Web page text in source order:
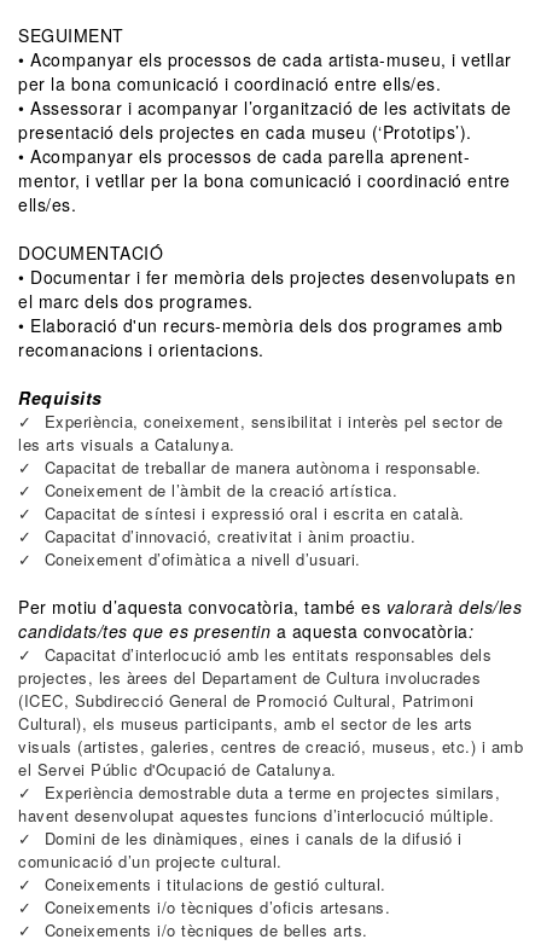
SEGUIMENT
• Acompanyar els processos de cada artista-museu, i vetllar
per la bona comunicació i coordinació entre ells/es.
• Assessorar i acompanyar l’organització de les activitats de
presentació dels projectes en cada museu (‘Prototips’).
• Acompanyar els processos de cada parella aprenent-
mentor, i vetllar per la bona comunicació i coordinació entre
ells/es.
DOCUMENTACIÓ
• Documentar i fer memòria dels projectes desenvolupats en
el marc dels dos programes.
• Elaboració d'un recurs-memòria dels dos programes amb
recomanacions i orientacions.
Requisits
Experiència, coneixement, sensibilitat i interès pel sector de
les arts visuals a Catalunya.
Capacitat de treballar de manera autònoma i responsable.
Coneixement de l’àmbit de la creació artística.
Capacitat de síntesi i expressió oral i escrita en català.
Capacitat d’innovació, creativitat i ànim proactiu.
Coneixement d’ofimàtica a nivell d’usuari.
Per motiu d’aquesta convocatòria, també es valorarà dels/les
candidats/tes que es presentin a aquesta convocatòria:
Capacitat d’interlocució amb les entitats responsables dels
projectes, les àrees del Departament de Cultura involucrades
(ICEC, Subdirecció General de Promoció Cultural, Patrimoni
Cultural), els museus participants, amb el sector de les arts
visuals (artistes, galeries, centres de creació, museus, etc.) i amb
el Servei Públic d'Ocupació de Catalunya.
Experiència demostrable duta a terme en projectes similars,
havent desenvolupat aquestes funcions d’interlocució múltiple.
Domini de les dinàmiques, eines i canals de la difusió i
comunicació d’un projecte cultural.
Coneixements i titulacions de gestió cultural.
Coneixements i/o tècniques d’oficis artesans.
Coneixements i/o tècniques de belles arts.